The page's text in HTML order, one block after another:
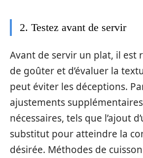
2. Testez avant de servir
Avant de servir un plat, il est
de goûter et d’évaluer la
peut éviter les déceptions.
ajustements
nécessaires, tels que l’ajout
substitut pour atteindre la
désirée. Méthodes de